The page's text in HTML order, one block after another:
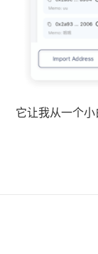
它让我从一个小